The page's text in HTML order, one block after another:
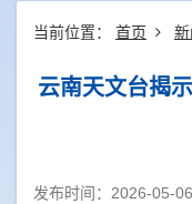
当前位置： 首页
云南天文台揭
发布时间：2026-05-06